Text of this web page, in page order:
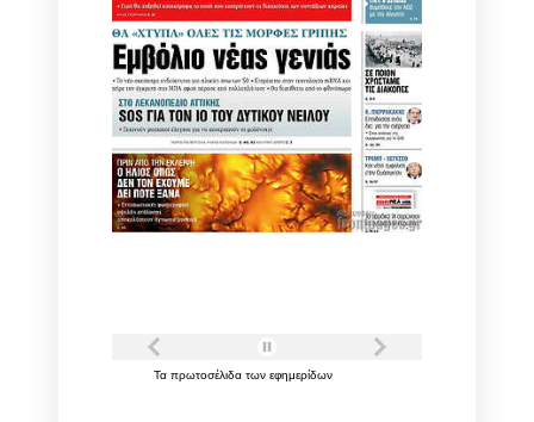
Τα πρωτοσέλιδα των εφημερίδων